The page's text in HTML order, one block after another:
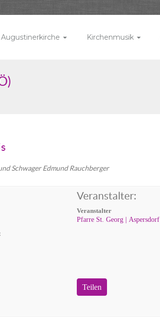
Augustinerkirche Kirchenmusik
Schwager Edmund Rauchberger
Veranstalter:
Veranstalter
Pfarre St. Georg | Aspersdorf
Teilen